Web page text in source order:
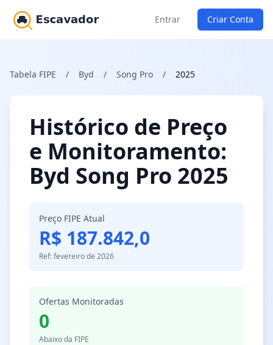
Entrar Criar Conta
Tabela FIPE / Byd / Song Pro / 2025
Histórico de Preço
e Monitoramento:
Byd Song Pro 2025
Preço FIPE Atual
R$ 187.842,0
Ref: fevereiro de 2026
Ofertas Monitoradas
0
Abaixo da FIPE